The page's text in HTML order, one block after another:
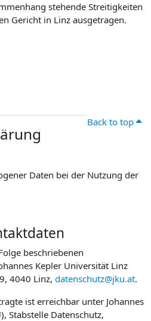
stehende Streitigkeiten
Gericht in Linz ausgetragen.
Back to top
Daten bei der Nutzung der
beschriebenen
Kepler Universität Linz
4040 Linz, datenschutz@jku.at.
ist erreichbar unter Johannes
Stabstelle Datenschutz,